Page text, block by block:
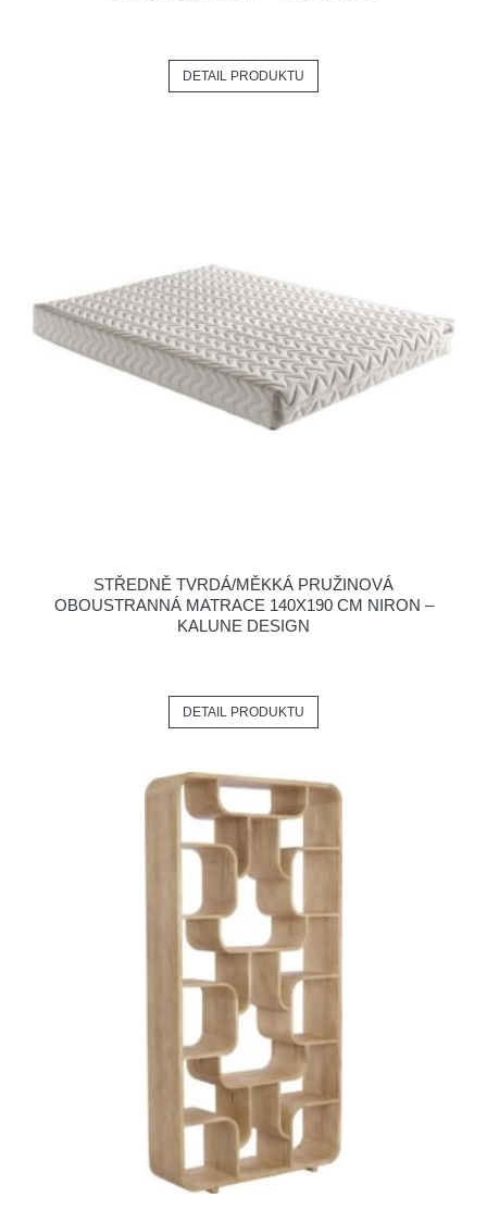
DETAIL PRODUKTU
STŘEDNĚ TVRDÁ/MĚKKÁ PRUŽINOVÁ
OBOUSTRANNÁ MATRACE 140X190 CM NIRON –
KALUNE DESIGN
DETAIL PRODUKTU